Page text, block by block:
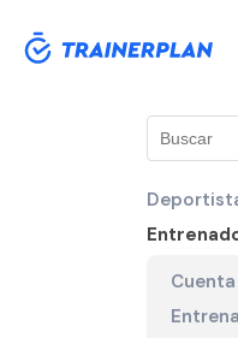
Cuenta